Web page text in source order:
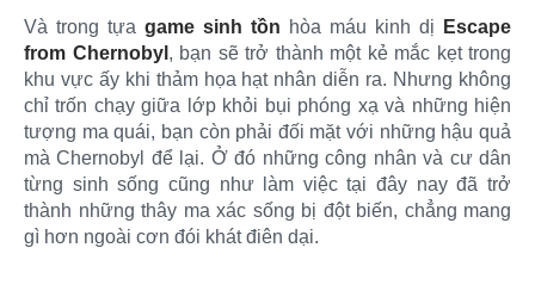
Và trong tựa game sinh tồn hòa máu kinh dị
Escape
from Chernobyl , bạn sẽ trở thành một kẻ mắc kẹt trong
khu vực ấy khi thảm họa hạt nhân diễn ra. Nhưng không
chỉ trốn chạy giữa lớp khỏi bụi phóng xạ và những hiện
tượng ma quái, bạn còn phải đối mặt với những hậu quả
mà Chernobyl để lại. Ở đó những công nhân và cư dân
từng sinh sống cũng như làm việc tại đây nay đã trở
thành những thây ma xác sống bị đột biến, chẳng mang
gì hơn ngoài cơn đói khát điên dại.